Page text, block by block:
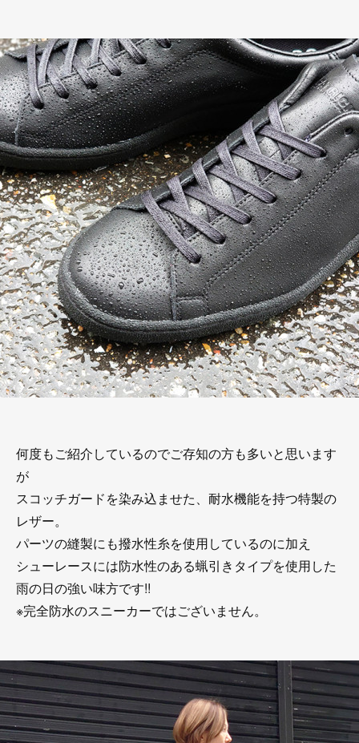
何度もご紹介しているのでご存知の方も多いと思います
が
スコッチガードを染み込ませた、耐水機能を持つ特製の
レザー。
パーツの縫製にも撥水性糸を使用しているのに加え
シューレースには防水性のある蝋引きタイプを使用した
雨の日の強い味方です!!
※完全防水のスニーカーではございません。